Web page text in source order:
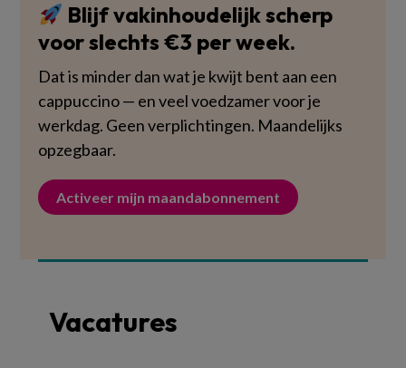
Blijf vakinhoudelijk scherp
voor slechts €3 per week.
Dat is minder dan wat je kwijt bent aan een
cappuccino — en veel voedzamer voor je
werkdag. Geen verplichtingen. Maandelijks
opzegbaar.
Activeer mijn maandabonnement
Vacatures